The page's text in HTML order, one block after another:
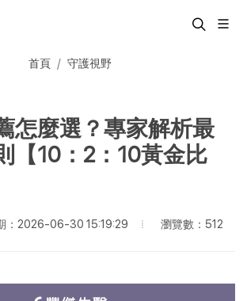
首頁 守護視野
怎麼選？專家解析最
【10：2：10黃金比
：2026-06-30 15:19:29 瀏覽數：512